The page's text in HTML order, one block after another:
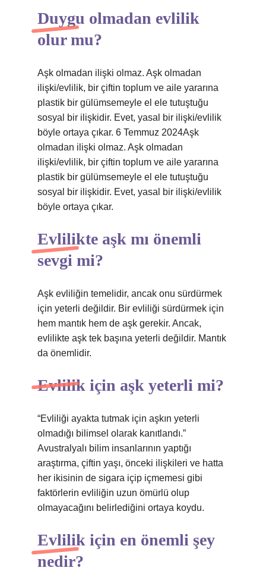
Duygu olmadan evlilik
olur mu?
Aşk olmadan ilişki olmaz. Aşk olmadan
ilişki/evlilik, bir çiftin toplum ve aile yararına
plastik bir gülümsemeyle el ele tutuştuğu
sosyal bir ilişkidir. Evet, yasal bir ilişki/evlilik
böyle ortaya çıkar. 6 Temmuz 2024Aşk
olmadan ilişki olmaz. Aşk olmadan
ilişki/evlilik, bir çiftin toplum ve aile yararına
plastik bir gülümsemeyle el ele tutuştuğu
sosyal bir ilişkidir. Evet, yasal bir ilişki/evlilik
böyle ortaya çıkar.
Evlilikte aşk mı önemli
sevgi mi?
Aşk evliliğin temelidir, ancak onu sürdürmek
için yeterli değildir. Bir evliliği sürdürmek için
hem mantık hem de aşk gerekir. Ancak,
evlilikte aşk tek başına yeterli değildir. Mantık
da önemlidir.
Evlilik için aşk yeterli mi?
“Evliliği ayakta tutmak için aşkın yeterli
olmadığı bilimsel olarak kanıtlandı.”
Avustralyalı bilim insanlarının yaptığı
araştırma, çiftin yaşı, önceki ilişkileri ve hatta
her ikisinin de sigara içip içmemesi gibi
faktörlerin evliliğin uzun ömürlü olup
olmayacağını belirlediğini ortaya koydu.
Evlilik için en önemli şey
nedir?